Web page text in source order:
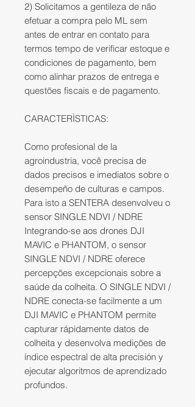
2) Solicitamos a gentileza de não
efetuar a compra pelo ML sem
antes de entrar en contato para
termos tempo de verificar estoque e
condiciones de pagamento, bem
como alinhar prazos de entrega e
questões fiscais e de pagamento.
CARACTERÌSTICAS:
Como profesional de la
agroindustria, você precisa de
dados precisos e imediatos sobre o
desempeño de culturas e campos.
Para isto a SENTERA desenvolveu o
sensor SINGLE NDVI / NDRE
Integrando-se aos drones DJI
MAVIC e PHANTOM, o sensor
SINGLE NDVI / NDRE oferece
percepções excepcionais sobre a
saúde da colheita. O SINGLE NDVI /
NDRE conecta-se facilmente a um
DJI MAVIC e PHANTOM permite
capturar rápidamente datos de
colheita y desenvolva medições de
índice espectral de alta precisión y
ejecutar algoritmos de aprendizado
profundos.